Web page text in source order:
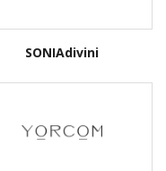
SONIAdivini